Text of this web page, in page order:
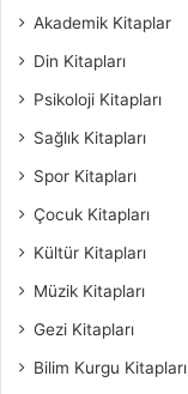
Akademik Kitaplar
Din Kitapları
Psikoloji Kitapları
Sağlık Kitapları
Spor Kitapları
Çocuk Kitapları
Kültür Kitapları
Müzik Kitapları
Gezi Kitapları
Bilim Kurgu Kitapları